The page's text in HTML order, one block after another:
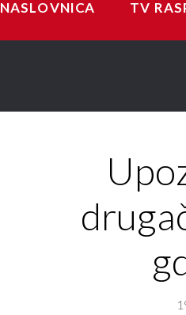
NASLOVNICA TV